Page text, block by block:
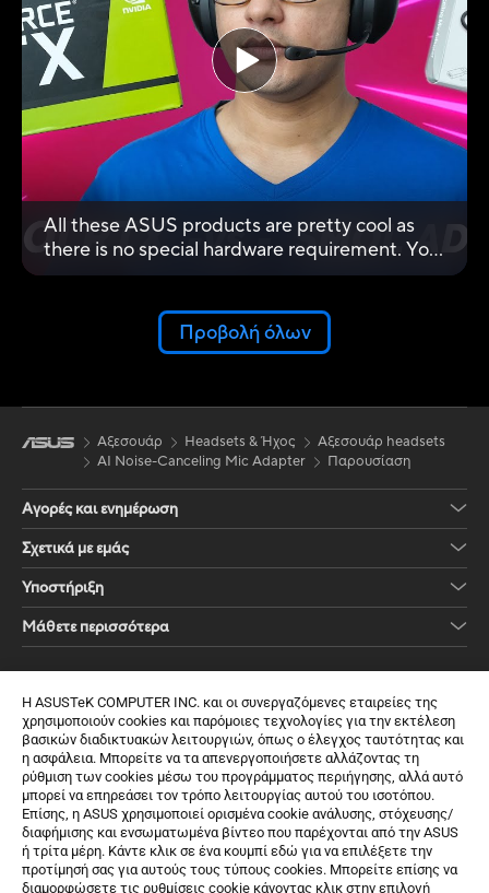
Η ASUSTeK COMPUTER INC. και οι συνεργαζόμενες εταιρείες της
χρησιμοποιούν cookies και παρόμοιες τεχνολογίες για την εκτέλεση
βασικών διαδικτυακών λειτουργιών, όπως ο έλεγχος ταυτότητας και
η ασφάλεια. Μπορείτε να τα απενεργοποιήσετε αλλάζοντας τη
ρύθμιση των cookies μέσω του προγράμματος περιήγησης, αλλά αυτό
μπορεί να επηρεάσει τον τρόπο λειτουργίας αυτού του ισοτόπου.
Επίσης, η ASUS χρησιμοποιεί ορισμένα cookie ανάλυσης, στόχευσης/
διαφήμισης και ενσωματωμένα βίντεο που παρέχονται από την ASUS
ή τρίτα μέρη. Κάντε κλικ σε ένα κουμπί εδώ για να επιλέξετε την
προτίμησή σας για αυτούς τους τύπους cookies. Μπορείτε επίσης να
διαμορφώσετε τις ρυθμίσεις cookie κάνοντας κλικ στην επιλογή
All these ASUS products are pretty cool as
there is no special hardware requirement. You
can use it on AMD GPUs or on Laptops that
dongle adds the AI Noise cancelling feature
very conveniently and you can use it to add
Προβολή όλων
Αξεσουάρ Headsets & Ήχος
Αξεσουάρ headsets
AI Noise-Canceling Mic Adapter
Παρουσίαση
Αγορές και ενημέρωση
Σχετικά με εμάς
Υποστήριξη
Μάθετε περισσότερα
Εγγραφή